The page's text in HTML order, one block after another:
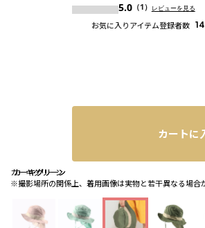
カーキグリーン
※撮影場所の関係上、着用画像は実物と若干異なる場合
カーキグリーン
カーキグリーン
5.0（1） レビューを見る
お気に入りアイテム登録者数
カートに